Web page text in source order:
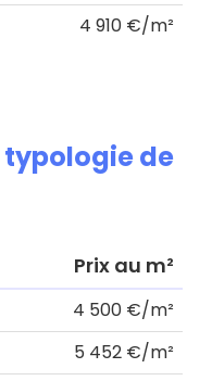
4 910 €/m²
typologie de
Prix au m²
4 500 €/m²
5 452 €/m²